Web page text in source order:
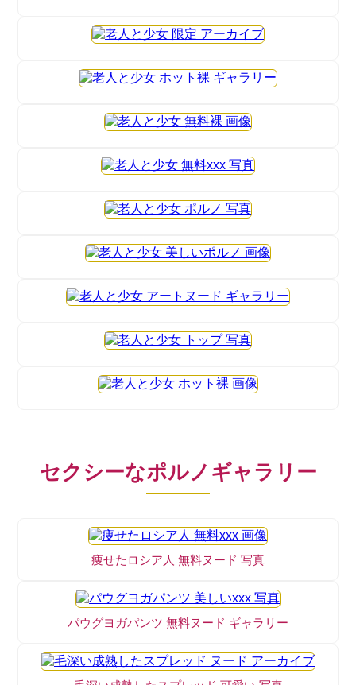
セクシーなポルノギャラリー
痩せたロシア人 無料ヌード 写真
パウグヨガパンツ 無料ヌード ギャラリー